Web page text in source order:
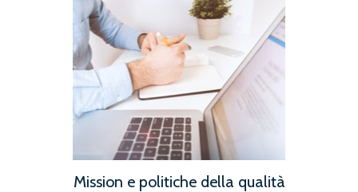
Mission e politiche della qualità